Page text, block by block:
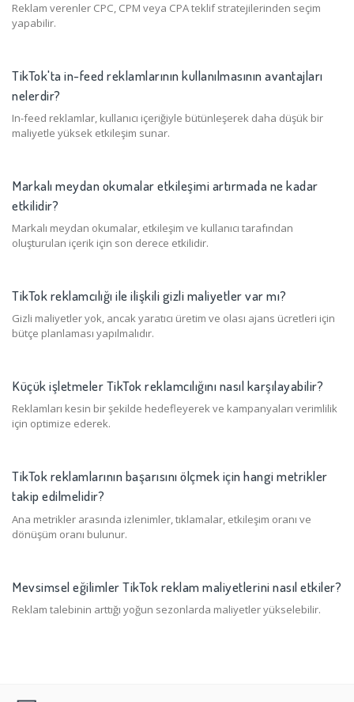
Reklam verenler CPC, CPM veya CPA teklif stratejilerinden seçim
yapabilir.
TikTok'ta in-feed reklamlarının kullanılmasının avantajları
nelerdir?
In-feed reklamlar, kullanıcı içeriğiyle bütünleşerek daha düşük bir
maliyetle yüksek etkileşim sunar.
Markalı meydan okumalar etkileşimi artırmada ne kadar
etkilidir?
Markalı meydan okumalar, etkileşim ve kullanıcı tarafından
oluşturulan içerik için son derece etkilidir.
TikTok reklamcılığı ile ilişkili gizli maliyetler var mı?
Gizli maliyetler yok, ancak yaratıcı üretim ve olası ajans ücretleri için
bütçe planlaması yapılmalıdır.
Küçük işletmeler TikTok reklamcılığını nasıl karşılayabilir?
Reklamları kesin bir şekilde hedefleyerek ve kampanyaları verimlilik
için optimize ederek.
TikTok reklamlarının başarısını ölçmek için hangi metrikler
takip edilmelidir?
Ana metrikler arasında izlenimler, tıklamalar, etkileşim oranı ve
dönüşüm oranı bulunur.
Mevsimsel eğilimler TikTok reklam maliyetlerini nasıl etkiler?
Reklam talebinin arttığı yoğun sezonlarda maliyetler yükselebilir.